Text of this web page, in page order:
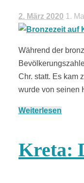
2. März 2020 1.
Während der
Chr. statt. Es kam
wurde von seinen
Weiterlesen
Kreta: